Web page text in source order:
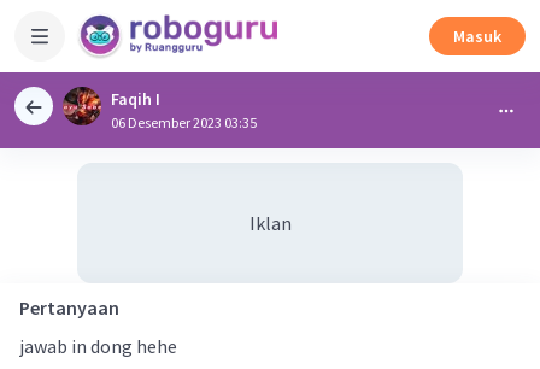
Masuk
Faqih I
06 Desember 2023 03:35
Iklan
Pertanyaan
jawab in dong hehe